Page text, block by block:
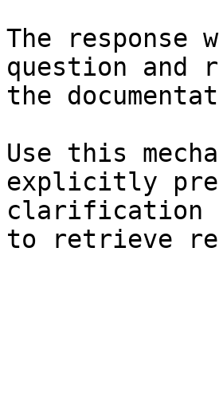
The
question and
the
Use this
explicitly
clarification